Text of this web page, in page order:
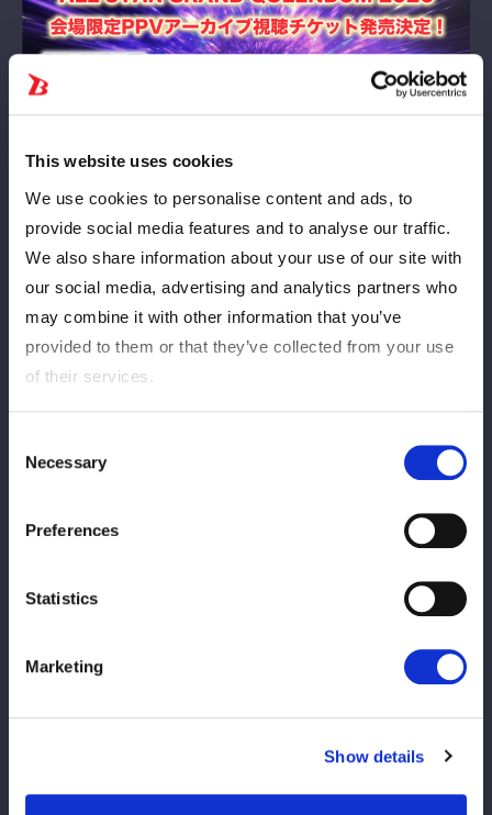
This website uses cookies
We use cookies to personalise content and ads, to
provide social media features and to analyse our traffic.
We also share information about your use of our site with
our social media, advertising and analytics partners who
may combine it with other information that you’ve
provided to them or that they’ve collected from your use
of their services.
Selection
Necessary
Preferences
Statistics
Marketing
Show details
■視聴チケット販売期間
2026年3月15日（日）10:00〜 2026年5月13日（水） 19:00ま
で
▼PPV購入はこちら！
国内：https://mystardom.wwr-stardom.com/667735584
■アーカイブ期間
※アーカイブ公開までは、しばらくお時間をいただく場合がござ
※アーカイブでは制作の都合上、生配信時の内容から変更となる
【大会情報】
QUEENDOM 2026』
試合開始 15:00